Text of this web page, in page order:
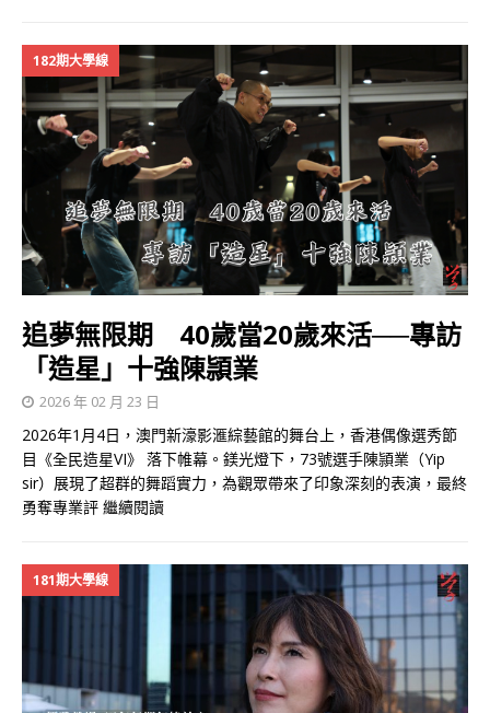
182期大學線
追夢無限期 40歲當20歲來活──專訪
「造星」十強陳頴業
2026 年 02 月 23 日
2026年1月4日，澳門新濠影滙綜藝館的舞台上，香港偶像選秀節
目《全民造星VI》 落下帷幕。鎂光燈下，73號選手陳頴業（Yip
sir）展現了超群的舞蹈實力，為觀眾帶來了印象深刻的表演，最終
勇奪專業評 繼續閱讀
181期大學線